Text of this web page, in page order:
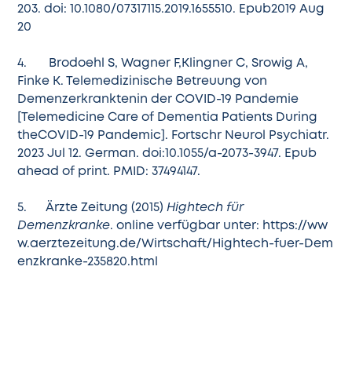
203. doi: 10.1080/07317115.2019.1655510. Epub2019 Aug
20
4. Brodoehl S, Wagner F,Klingner C, Srowig A,
Finke K. Telemedizinische Betreuung von
Demenzerkranktenin der COVID-19 Pandemie
[Telemedicine Care of Dementia Patients During
theCOVID-19 Pandemic]. Fortschr Neurol Psychiatr.
2023 Jul 12. German. doi:10.1055/a-2073-3947. Epub
ahead of print. PMID: 37494147.
5. Ärzte Zeitung (2015)Hightech für
Demenzkranke. online verfügbar unter: https://ww
w.aerztezeitung.de/Wirtschaft/Hightech-fuer-Dem
enzkranke-235820.html